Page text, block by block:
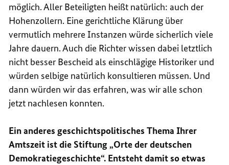
möglich. Aller Beteiligten heißt natürlich: auch der
Hohenzollern. Eine gerichtliche Klärung über
vermutlich mehrere Instanzen würde sicherlich viele
Jahre dauern. Auch die Richter wissen dabei letztlich
nicht besser Bescheid als einschlägige Historiker und
würden selbige natürlich konsultieren müssen. Und
dann würden wir das erfahren, was wir alle schon
jetzt nachlesen konnten.
Ein anderes geschichtspolitisches Thema Ihrer
Amtszeit ist die Stiftung „Orte der deutschen
Demokratiegeschichte“. Entsteht damit so etwas